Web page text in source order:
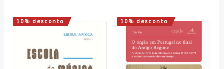
10% desconto
O
era:
16,00 €.
O
preço
14,40 €.
10% desconto
O
preço
original
era:
18,00 €.
O
preço
atual
é:
16,20 €.